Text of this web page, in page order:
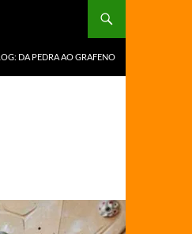
DA PEDRA AO GRAFENO